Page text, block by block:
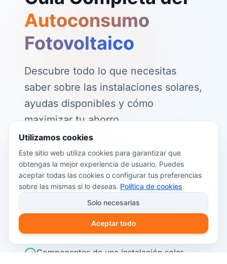
Autoconsumo
Fotovoltaico
Descubre todo lo que necesitas
saber sobre las instalaciones solares,
ayudas disponibles y cómo
maximizar tu ahorro.
📖 Contenido de la guía:
Cómo funciona el autoconsumo
fotovoltaico
Ayudas y subvenciones disponibles en
2026
Cálculo del retorno de inversión
Componentes de una instalación solar
Utilizamos cookies
Este sitio web utiliza cookies para garantizar que
obtengas la mejor experiencia de usuario. Puedes
aceptar todas las cookies o configurar tus preferencias
sobre las mismas si lo deseas. Política de cookies
Solo necesarias
Aceptar todo